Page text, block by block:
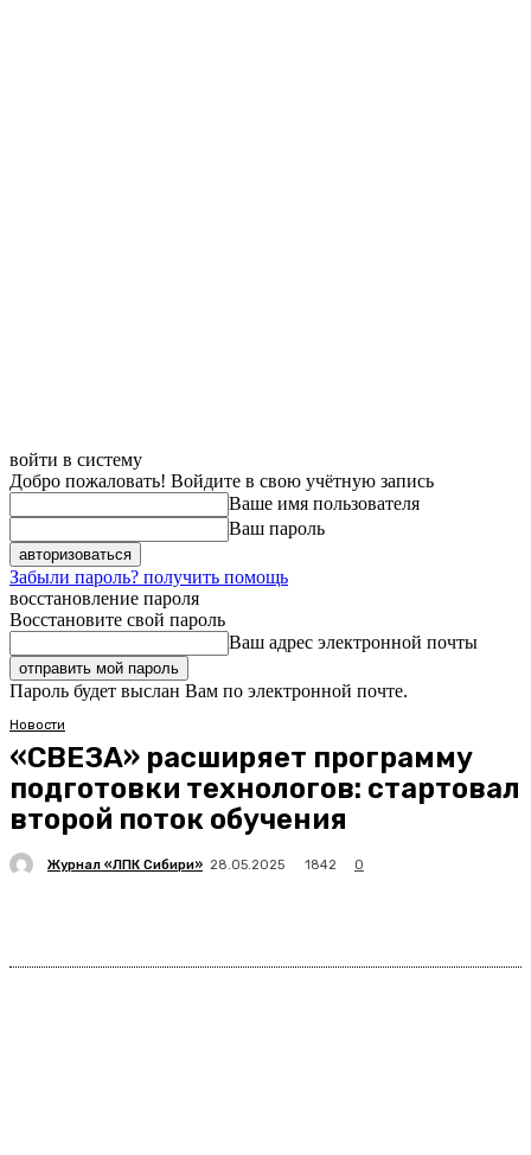
войти в систему
Добро пожаловать! Войдите в свою учётную запись
Ваше имя пользователя
Ваш пароль
Забыли пароль? получить помощь
восстановление пароля
Восстановите свой пароль
Ваш адрес электронной почты
Пароль будет выслан Вам по электронной почте.
Новости
«СВЕЗА» расширяет программу
подготовки технологов: стартовал
второй поток обучения
Журнал «ЛПК Сибири» 28.05.2025 1842 0